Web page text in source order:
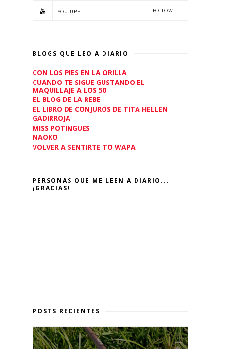
YOUTUBE FOLLOW
BLOGS QUE LEO A DIARIO
CON LOS PIES EN LA ORILLA
CUANDO TE SIGUE GUSTANDO EL
MAQUILLAJE A LOS 50
EL BLOG DE LA REBE
EL LIBRO DE CONJUROS DE TITA HELLEN
GADIRROJA
MISS POTINGUES
NAOKO
VOLVER A SENTIRTE TO WAPA
PERSONAS QUE ME LEEN A DIARIO...
¡GRACIAS!
POSTS RECIENTES